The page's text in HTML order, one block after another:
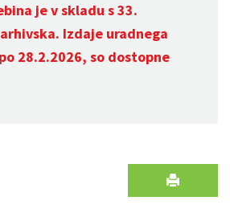
je v skladu s 33.
arhivska. Izdaje uradnega
28.2.2026, so dostopne